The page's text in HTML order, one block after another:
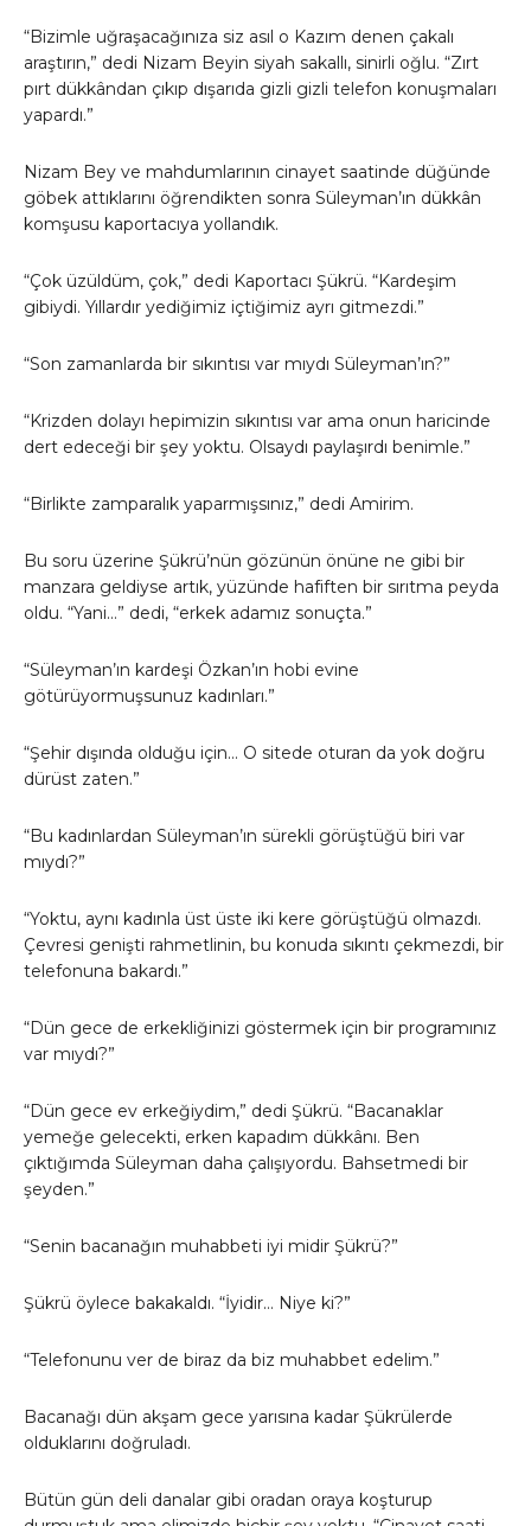
“Bizimle uğraşacağınıza siz asıl o Kazım denen çakalı
araştırın,” dedi Nizam Beyin siyah sakallı, sinirli oğlu. “Zırt
pırt dükkândan çıkıp dışarıda gizli gizli telefon konuşmaları
yapardı.”
Nizam Bey ve mahdumlarının cinayet saatinde düğünde
göbek attıklarını öğrendikten sonra Süleyman’ın dükkân
komşusu kaportacıya yollandık.
“Çok üzüldüm, çok,” dedi Kaportacı Şükrü. “Kardeşim
gibiydi. Yıllardır yediğimiz içtiğimiz ayrı gitmezdi.”
“Son zamanlarda bir sıkıntısı var mıydı Süleyman’ın?”
“Krizden dolayı hepimizin sıkıntısı var ama onun haricinde
dert edeceği bir şey yoktu. Olsaydı paylaşırdı benimle.”
“Birlikte zamparalık yaparmışsınız,” dedi Amirim.
Bu soru üzerine Şükrü’nün gözünün önüne ne gibi bir
manzara geldiyse artık, yüzünde hafiften bir sırıtma peyda
oldu. “Yani…” dedi, “erkek adamız sonuçta.”
“Süleyman’ın kardeşi Özkan’ın hobi evine
götürüyormuşsunuz kadınları.”
“Şehir dışında olduğu için… O sitede oturan da yok doğru
dürüst zaten.”
“Bu kadınlardan Süleyman’ın sürekli görüştüğü biri var
mıydı?”
“Yoktu, aynı kadınla üst üste iki kere görüştüğü olmazdı.
Çevresi genişti rahmetlinin, bu konuda sıkıntı çekmezdi, bir
telefonuna bakardı.”
“Dün gece de erkekliğinizi göstermek için bir programınız
var mıydı?”
“Dün gece ev erkeğiydim,” dedi Şükrü. “Bacanaklar
yemeğe gelecekti, erken kapadım dükkânı. Ben
çıktığımda Süleyman daha çalışıyordu. Bahsetmedi bir
şeyden.”
“Senin bacanağın muhabbeti iyi midir Şükrü?”
Şükrü öylece bakakaldı. “İyidir… Niye ki?”
“Telefonunu ver de biraz da biz muhabbet edelim.”
Bacanağı dün akşam gece yarısına kadar Şükrülerde
olduklarını doğruladı.
Bütün gün deli danalar gibi oradan oraya koşturup